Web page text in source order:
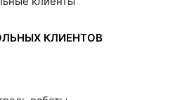
КЛИЕНТОВ